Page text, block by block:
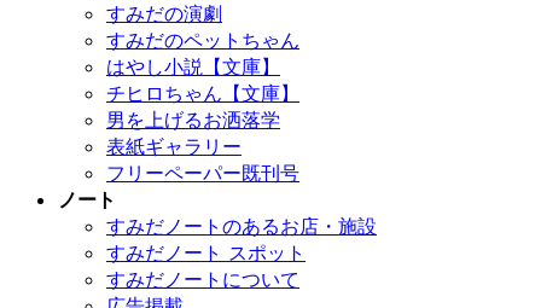
すみだの演劇
すみだのペットちゃん
はやし小説【文庫】
チヒロちゃん【文庫】
男を上げるお洒落学
表紙ギャラリー
フリーペーパー既刊号
ノート
すみだノートのあるお店・施設
すみだノート スポット
すみだノートについて